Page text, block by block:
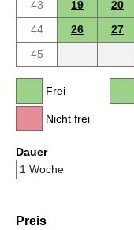
43
19 20
44
26 27
45
Frei
Nicht frei
Dauer
Preis